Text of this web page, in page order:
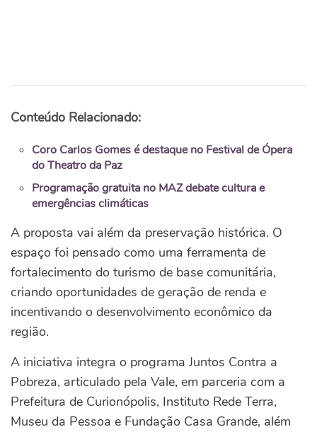
Conteúdo Relacionado:
Coro Carlos Gomes é destaque no Festival de Ópera
do Theatro da Paz
Programação gratuita no MAZ debate cultura e
emergências climáticas
A proposta vai além da preservação histórica. O
espaço foi pensado como uma ferramenta de
fortalecimento do turismo de base comunitária,
criando oportunidades de geração de renda e
incentivando o desenvolvimento econômico da
região.
A iniciativa integra o programa Juntos Contra a
Pobreza, articulado pela Vale, em parceria com a
Prefeitura de Curionópolis, Instituto Rede Terra,
Museu da Pessoa e Fundação Casa Grande, além